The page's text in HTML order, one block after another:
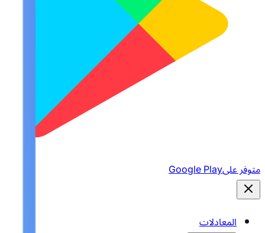
متوفر علىGoogle Play
المعادلات